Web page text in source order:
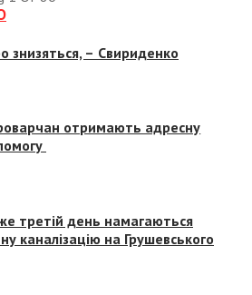
знизяться, – Свириденко
отримають адресну
третій день намагаються
каналізацію на Грушевського